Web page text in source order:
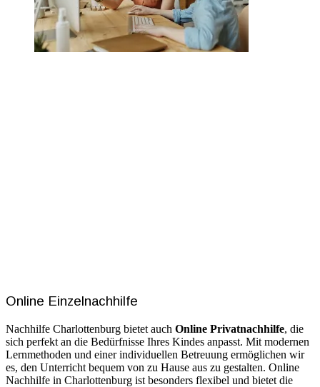
Online Einzelnachhilfe
Nachhilfe Charlottenburg bietet auch Online Privatnachhilfe, die
sich perfekt an die Bedürfnisse Ihres Kindes anpasst. Mit modernen
Lernmethoden und einer individuellen Betreuung ermöglichen wir
es, den Unterricht bequem von zu Hause aus zu gestalten. Online
Nachhilfe in Charlottenburg ist besonders flexibel und bietet die